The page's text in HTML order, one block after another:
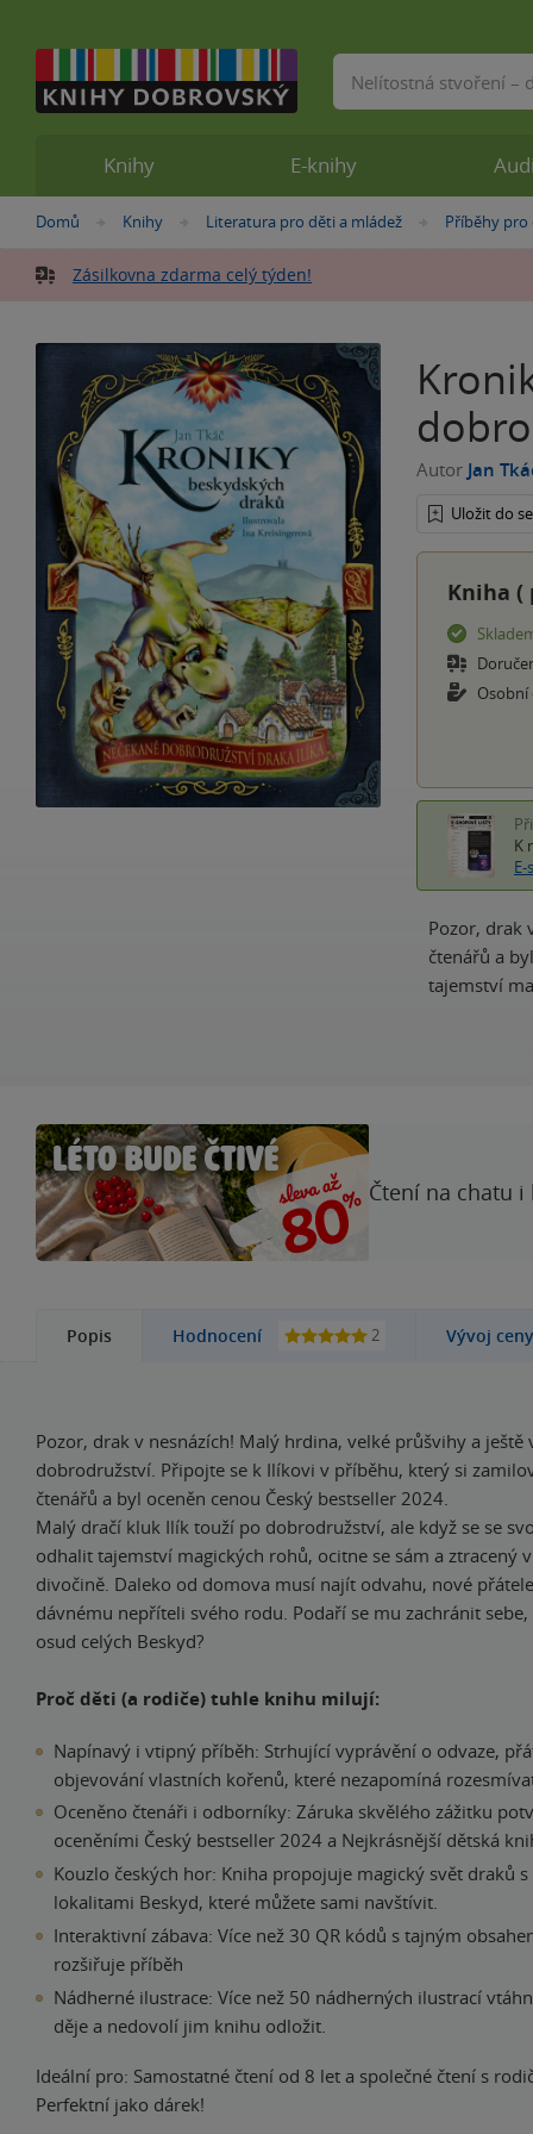
Nacházíte
zde:
Domů »
Knihy »
Literatura pro děti a mládež »Příběhy pro
Zásilkovna zdarma celý týden!
Autor Jan
Uložit do
Kniha (
K
Pozor, drak
čtenářů a
tajemství
Čtení na chatu i
Popis Hodnocení 2 Vývoj ceny
Pozor, drak v nesnázích! Malý hrdina, velké průšvihy a ještě
dobrodružství. Připojte se k Ilíkovi v příběhu, který si
čtenářů a byl oceněn cenou Český bestseller 2024.
Malý dračí kluk Ilík touží po dobrodružství, ale když se se
odhalit tajemství magických rohů, ocitne se sám a ztracený
divočině. Daleko od domova musí najít odvahu, nové
dávnému nepříteli svého rodu. Podaří se mu zachránit sebe,
osud celých Beskyd?
Proč děti (a rodiče) tuhle knihu milují:
Napínavý i vtipný příběh: Strhující vyprávění o odvaze,
objevování vlastních kořenů, které nezapomíná
Oceněno čtenáři i odborníky: Záruka skvělého zážitku
oceněními Český bestseller 2024 a Nejkrásnější dětská
Kouzlo českých hor: Kniha propojuje magický svět draků
lokalitami Beskyd, které můžete sami navštívit.
Interaktivní zábava: Více než 30 QR kódů s tajným
rozšiřuje příběh
Nádherné ilustrace: Více než 50 nádherných ilustrací
děje a nedovolí jim knihu odložit.
Ideální pro: Samostatné čtení od 8 let a společné čtení s
Perfektní jako dárek!
Knihy E-knihy
Vyhledávání